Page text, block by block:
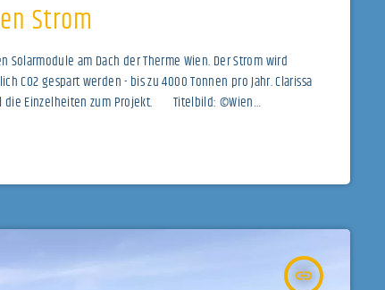
Strom
am Dach der Therme Wien. Der Strom wird
gespart werden - bis zu 4000 Tonnen pro Jahr. Clarissa
die Einzelheiten zum Projekt. Titelbild: ©Wien
insert_link